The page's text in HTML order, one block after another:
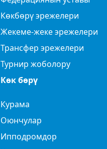
Көкбөрү эрежелери
Жекеме-жеке эрежелери
Трансфер эрежелери
Турнир жоболору
Көк бөрү
Курама
Оюнчулар
Ипподромдор